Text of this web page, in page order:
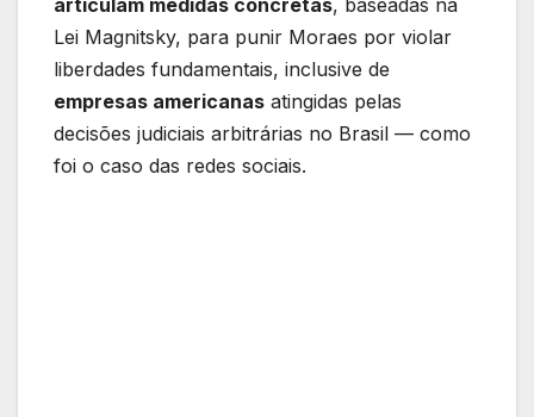
articulam medidas concretas, baseadas na
Lei Magnitsky, para punir Moraes por violar
liberdades fundamentais, inclusive de
empresas americanas atingidas pelas
decisões judiciais arbitrárias no Brasil — como
foi o caso das redes sociais.